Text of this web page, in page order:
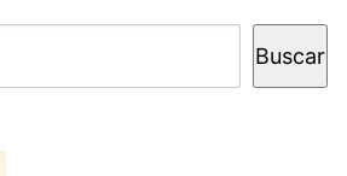
Buscar